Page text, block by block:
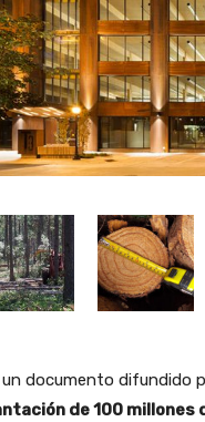
un documento difundido
de 100 millones